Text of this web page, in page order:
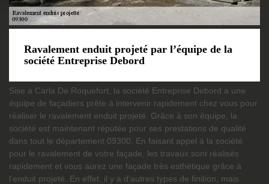
Ravalement enduit projeté par l’équipe de la
société Entreprise Debord
Sise à Carla De Roquefort, la société Entreprise Debord a une
équipe de façadiers prête à intervenir rapidement chez vous pour
réaliser le ravalement enduit projeté. Grâce à son équipe, la
société est maintenant réputée pour ses prestations de qualité
dans tout le département 09300. En faisant appel à la société
pour le ravalement de votre façade, les travaux sont réalisés
rapidement et vous aurez une façade très esthétique grâce à
l’enduit projeté. En effet, il y a d’autres types de finition, mais